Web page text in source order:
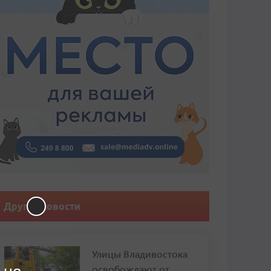
Другие новости
Улицы Владивостока